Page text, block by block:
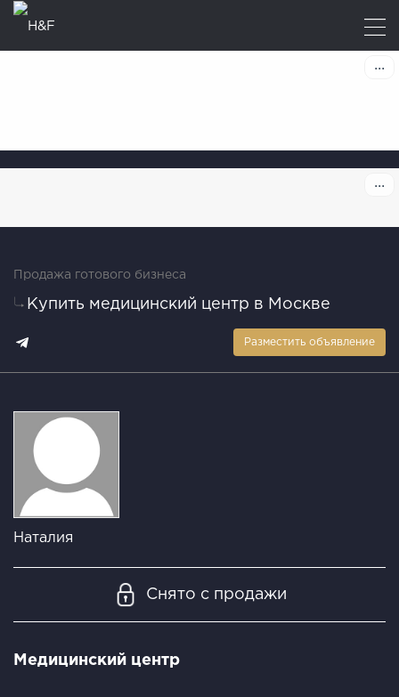
Продажа готового бизнеса
Купить медицинский центр в Москве
Разместить объявление
Наталия
Снято с продажи
Медицинский центр